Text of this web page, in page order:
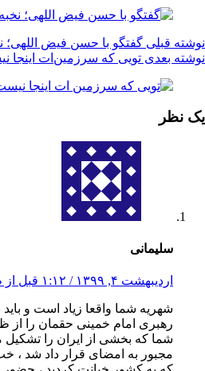
نوشته قبلی گفتگو با حسن فیض اللهی؛
نوشته بعدی تویی که سرزمین‌ات اینجا
یک نظر
سلیمانی
اردیبهشت ۴, ۱۳۹۹ / ۱:۱۲ قبل از ظهر
شهریه شما واقعا زیاد است و
رهبری امام خمینی حقمان را از
شما که بخشی از ایران را تشکیل
مجبور به امضای قرار داد شد ،